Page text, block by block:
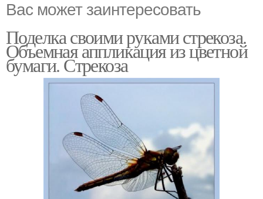
Вас может заинтересовать
Поделка своими руками стрекоза.
Объемная аппликация из цветной
бумаги. Стрекоза